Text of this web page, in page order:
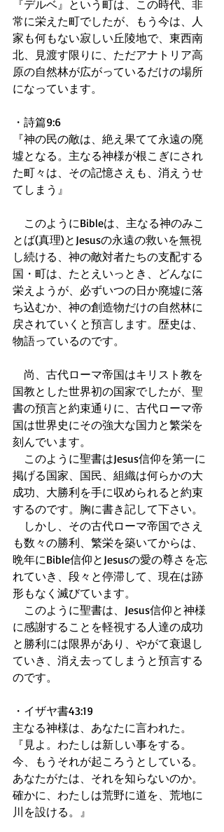
『デルベ』という町は、この時代、非
常に栄えた町でしたが、もう今は、人
家も何もない寂しい丘陵地で、東西南
北、見渡す限りに、ただアナトリア高
原の自然林が広がっているだけの場所
になっています。
・詩篇9:6
『神の民の敵は、絶え果てて永遠の廃
墟となる。主なる神様が根こぎにされ
た町々は、その記憶さえも、消えうせ
てしまう』
このようにBibleは、主なる神のみこ
とば(真理)とJesusの永遠の救いを無視
し続ける、神の敵対者たちの支配する
国・町は、たとえいっとき、どんなに
栄えようが、必ずいつの日か廃墟に落
ち込むか、神の創造物だけの自然林に
戻されていくと預言します。歴史は、
物語っているのです。
尚、古代ローマ帝国はキリスト教を
国教とした世界初の国家でしたが、聖
書の預言と約束通りに、古代ローマ帝
国は世界史にその強大な国力と繁栄を
刻んでいます。
このように聖書はJesus信仰を第一に
掲げる国家、国民、組織は何らかの大
成功、大勝利を手に収められると約束
するのです。胸に書き記して下さい。
しかし、その古代ローマ帝国でさえ
も数々の勝利、繁栄を築いてからは、
晩年にBible信仰とJesusの愛の尊さを忘
れていき、段々と停滞して、現在は跡
形もなく滅びています。
このように聖書は、Jesus信仰と神様
に感謝することを軽視する人達の成功
と勝利には限界があり、やがて衰退し
ていき、消え去ってしまうと預言する
のです。
・イザヤ書43:19
主なる神様は、あなたに言われた。
『見よ。わたしは新しい事をする。
今、もうそれが起ころうとしている。
あなたがたは、それを知らないのか。
確かに、わたしは荒野に道を、荒地に
川を設ける。』